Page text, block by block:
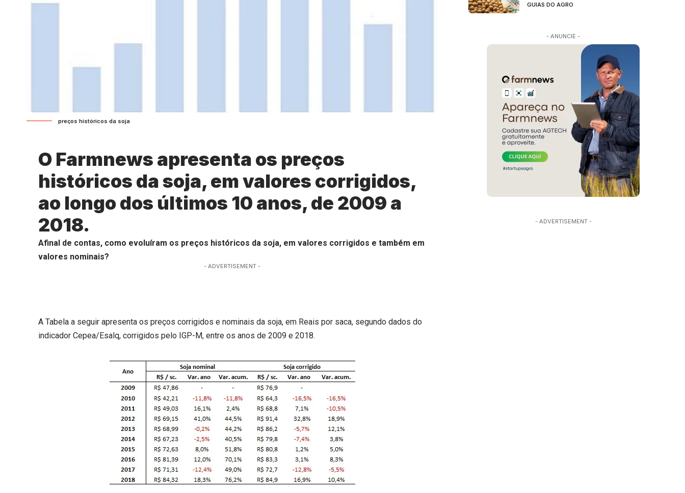
preços históricos da soja
O Farmnews apresenta os preços
históricos da soja, em valores corrigidos,
ao longo dos últimos 10 anos, de 2009 a
2018.
Afinal de contas, como evoluíram os preços históricos da soja, em valores corrigidos e também em
valores nominais?
- ADVERTISEMENT -
A Tabela a seguir apresenta os preços corrigidos e nominais da soja, em Reais por saca, segundo dados do
indicador Cepea/Esalq, corrigidos pelo IGP-M, entre os anos de 2009 e 2018.
GUIAS DO AGRO
- ANUNCIE -
- ADVERTISEMENT -